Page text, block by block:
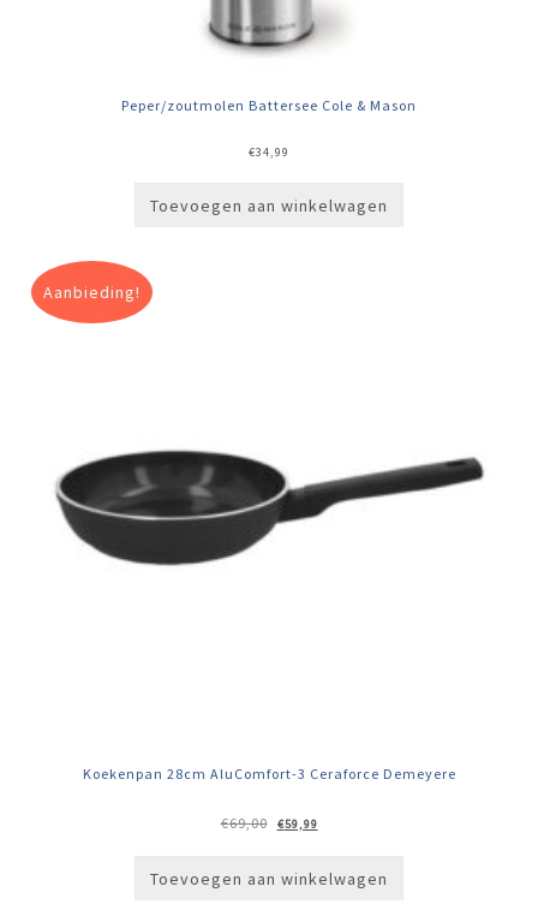
Peper/zoutmolen Battersee Cole & Mason
€34,99
Toevoegen aan winkelwagen
Aanbieding!
Koekenpan 28cm AluComfort-3 Ceraforce Demeyere
€69,00
Oorspronkelijke
prijs
€59,99Huidige
prijs
Toevoegen aan winkelwagen